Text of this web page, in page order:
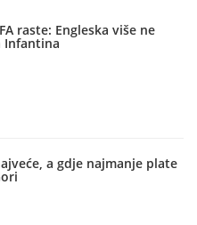
raste: Engleska više ne
Infantina
a gdje najmanje plate